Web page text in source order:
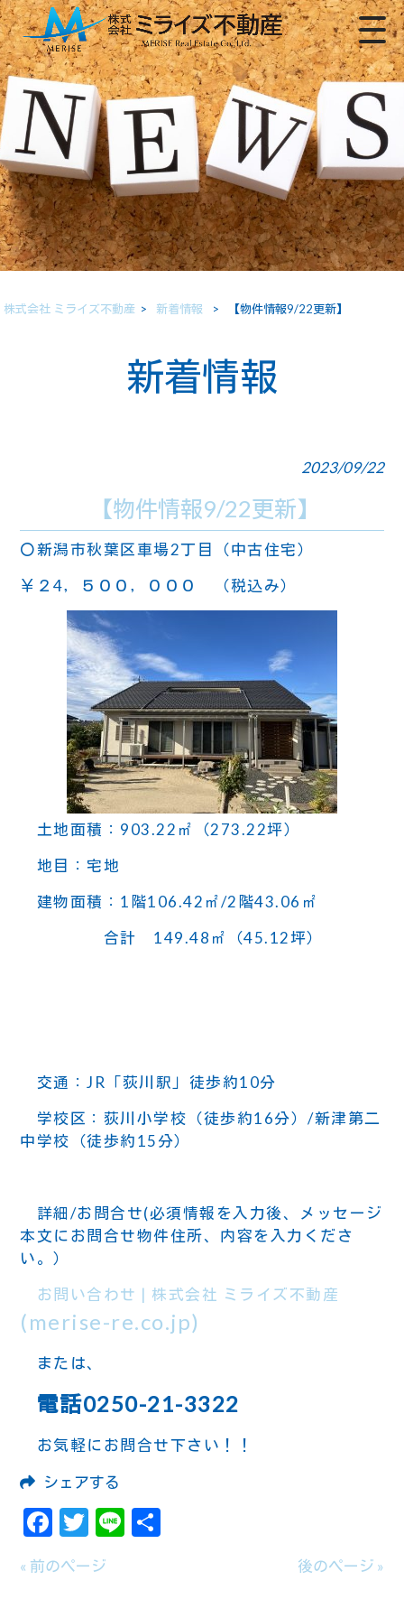
株式会社 ミライズ不動産 > 新着情報 > 【物件情報9/22更新】
新着情報
2023/09/22
【物件情報9/22更新】
〇新潟市秋葉区車場2丁目（中古住宅）
￥２4，５００，０００ （税込み）
土地面積：903.22㎡（273.22坪）
地目：宅地
建物面積：1階106.42㎡/2階43.06㎡
合計 149.48㎡（45.12坪）
交通：JR「荻川駅」徒歩約10分
学校区：荻川小学校（徒歩約16分）/新津第二
中学校（徒歩約15分）
詳細/お問合せ(必須情報を入力後、メッセージ
本文にお問合せ物件住所、内容を入力くださ
い。）
お問い合わせ | 株式会社 ミライズ不動産
(merise-re.co.jp)
または、
電話0250-21-3322
お気軽にお問合せ下さい！！
シェアする
Facebook
Twitter
Line
« 前のページ 後のページ »